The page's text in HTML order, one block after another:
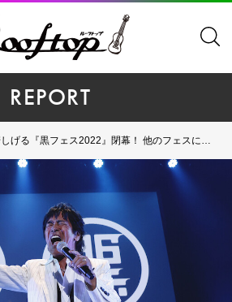
REPORT
『黒フェス2022』閉幕！ 他のフェスには味わえない"Z世代"から刺激を得る"G（ジジィ）世代"夢の共演！